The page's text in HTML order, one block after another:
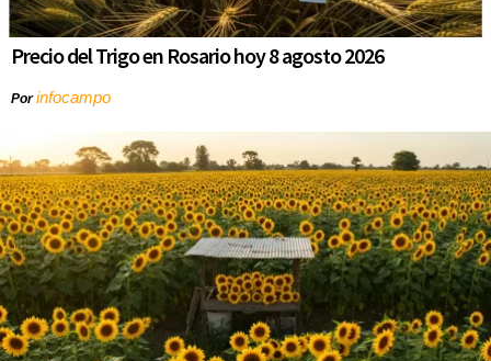
Precio del Trigo en Rosario hoy 8 agosto 2026
Porinfocampo